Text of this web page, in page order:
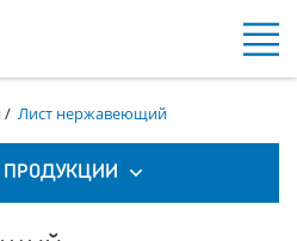
/ Лист нержавеющий
ПРОДУКЦИИ